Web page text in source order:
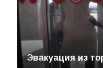
Эвакуация из